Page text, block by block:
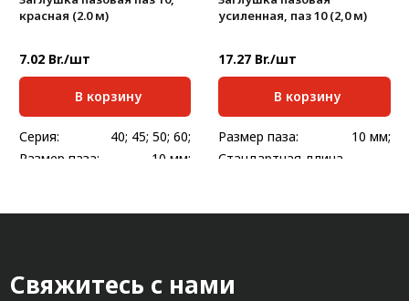
красная (2.0 м)
7.02 Br./шт
В корзину
Серия:
40; 45; 50; 60;
Размер паза:
10 мм;
Масса, кг/шт:
0,128
усиленная, паз 10 (2,0 м)
17.27 Br./шт
В корзину
Размер паза:
10 мм;
Стандартная длина,
Свяжитесь с нами